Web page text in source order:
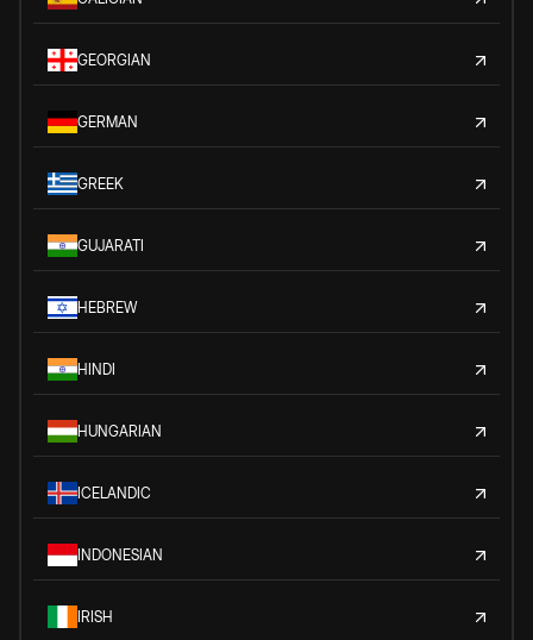
GEORGIAN
GERMAN
GREEK
GUJARATI
HEBREW
HINDI
HUNGARIAN
ICELANDIC
INDONESIAN
IRISH